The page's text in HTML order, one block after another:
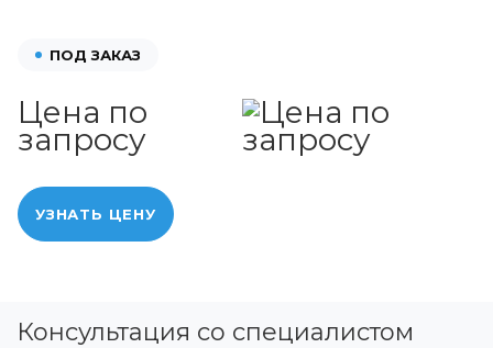
ПОД ЗАКАЗ
Цена по
запросу
УЗНАТЬ ЦЕНУ
Консультация со специалистом